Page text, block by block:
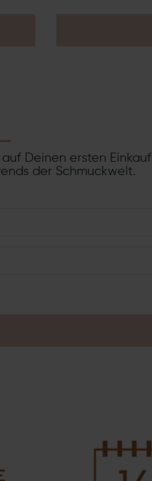
auf Deinen ersten
der Schmuckwelt.